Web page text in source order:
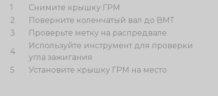
1
Снимите крышку ГРМ
2
Поверните коленчатый вал до ВМТ
3
Проверьте метку на распредвале
4
Используйте инструмент для проверки
угла зажигания
5
Установите крышку ГРМ на место